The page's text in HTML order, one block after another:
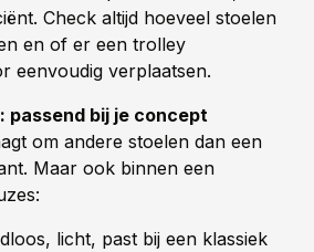
Check altijd hoeveel stoelen
en of er een trolley
eenvoudig verplaatsen.
passend bij je concept
om andere stoelen dan een
Maar ook binnen een
licht, past bij een klassiek